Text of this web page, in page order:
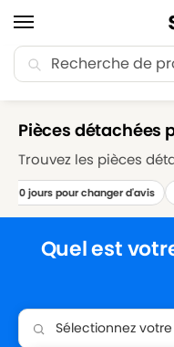
🚚 Livraison Point
Pièces détachées
30 jours pour changer d'avis
Quel est